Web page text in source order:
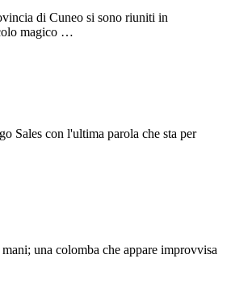
di Cuneo si sono riuniti in
magico …
Sales con l'ultima parola che sta per
una colomba che appare improvvisa